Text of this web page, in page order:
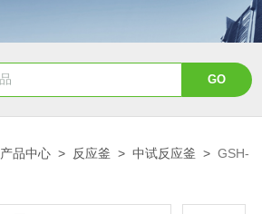
产品中心 > 反应釜 >中试反应釜 >GSH-